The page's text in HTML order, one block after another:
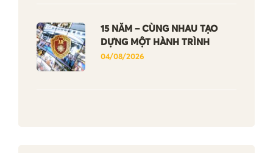
15 NĂM – CÙNG NHAU TẠO
DỰNG MỘT HÀNH TRÌNH
04/08/2026